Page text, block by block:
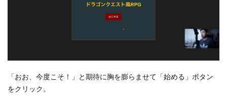
「おお、今度こそ！」と期待に胸を膨らませて「始める」ボタン
をクリック。